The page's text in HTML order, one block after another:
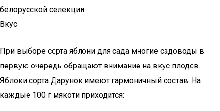
белорусской селекции.
Вкус
При выборе сорта яблони для сада многие садоводы в
первую очередь обращают внимание на вкус плодов.
Яблоки сорта Дарунок имеют гармоничный состав. На
каждые 100 г мякоти приходится: